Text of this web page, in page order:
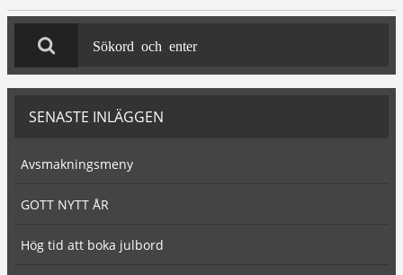
SENASTE INLÄGGEN
Avsmakningsmeny
GOTT NYTT ÅR
Hög tid att boka julbord